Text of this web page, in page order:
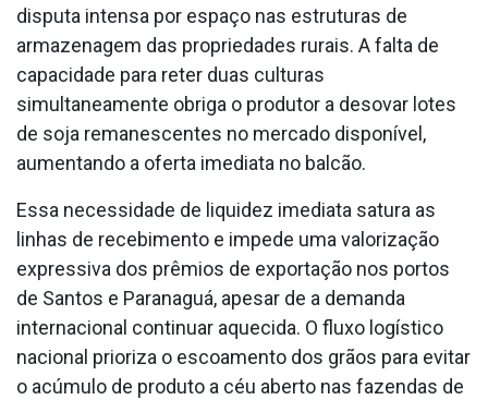
disputa intensa por espaço nas estruturas de
armazenagem das propriedades rurais. A falta de
capacidade para reter duas culturas
simultaneamente obriga o produtor a desovar lotes
de soja remanescentes no mercado disponível,
aumentando a oferta imediata no balcão.
Essa necessidade de liquidez imediata satura as
linhas de recebimento e impede uma valorização
expressiva dos prêmios de exportação nos portos
de Santos e Paranaguá, apesar de a demanda
internacional continuar aquecida. O fluxo logístico
nacional prioriza o escoamento dos grãos para evitar
o acúmulo de produto a céu aberto nas fazendas de